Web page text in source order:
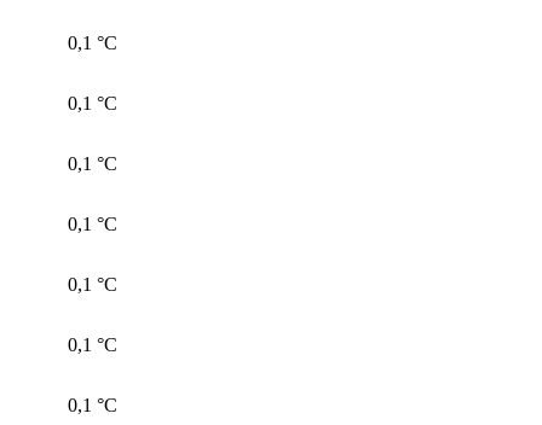
0,1 °С
0,1 °С
0,1 °С
0,1 °С
0,1 °С
0,1 °С
0,1 °С